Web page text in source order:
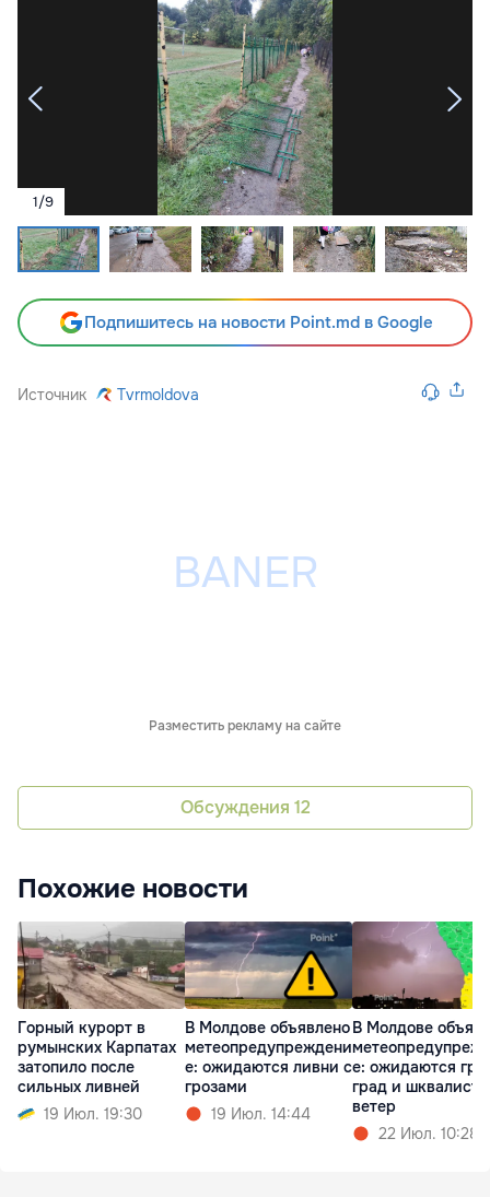
1/9
Подпишитесь на новости Point.md в Google
Источник Tvrmoldova
Разместить рекламу на сайте
Обсуждения 12
Похожие новости
Горный курорт в
румынских Карпатах
затопило после
сильных ливней
19 Июл. 19:30
В Молдове объявлено
метеопредупреждени
е: ожидаются ливни с
грозами
19 Июл. 14:44
В Молдове
е: ожидаются
град и
ветер
22 Июл. 10:28